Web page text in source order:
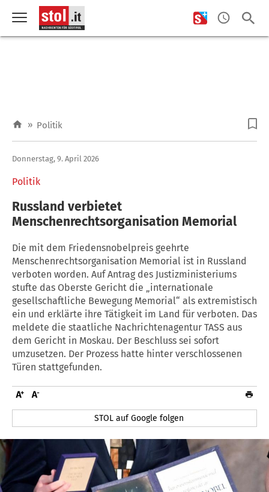
» Politik
Politik
Donnerstag, 9. April 2026
Russland verbietet
Menschenrechtsorganisation Memorial
Die mit dem Friedensnobelpreis geehrte
Menschenrechtsorganisation Memorial ist in Russland
verboten worden. Auf Antrag des Justizministeriums
stufte das Oberste Gericht die „internationale
gesellschaftliche Bewegung Memorial“ als extremistisch
ein und erklärte ihre Tätigkeit im Land für verboten. Das
meldete die staatliche Nachrichtenagentur TASS aus
dem Gericht in Moskau. Der Beschluss sei sofort
umzusetzen. Der Prozess hatte hinter verschlossenen
Türen stattgefunden.
STOL auf Google folgen